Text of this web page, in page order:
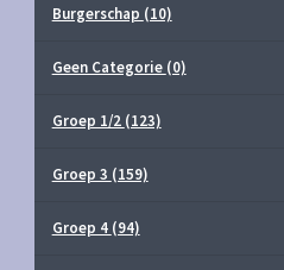
Burgerschap (10)
Geen Categorie (0)
Groep 1/2 (123)
Groep 3 (159)
Groep 4 (94)